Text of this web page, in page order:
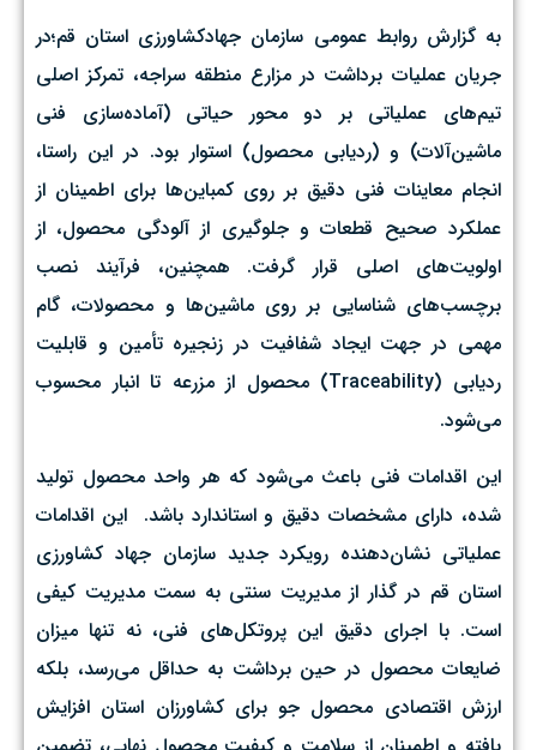
به گزارش روابط عمومی سازمان جهادکشاورزی استان قم؛در
جریان عملیات برداشت در مزارع منطقه سراجه، تمرکز اصلی
تیم‌های عملیاتی بر دو محور حیاتی (آماده‌سازی فنی
ماشین‌آلات) و (ردیابی محصول) استوار بود. در این راستا،
انجام معاینات فنی دقیق بر روی کمباین‌ها برای اطمینان از
عملکرد صحیح قطعات و جلوگیری از آلودگی محصول، از
اولویت‌های اصلی قرار گرفت. همچنین، فرآیند نصب
برچسب‌های شناسایی بر روی ماشین‌ها و محصولات، گام
مهمی در جهت ایجاد شفافیت در زنجیره تأمین و قابلیت
ردیابی (Traceability) محصول از مزرعه تا انبار محسوب
می‌شود.
این اقدامات فنی باعث می‌شود که هر واحد محصول تولید
شده، دارای مشخصات دقیق و استاندارد باشد. ‌ این اقدامات
عملیاتی نشان‌دهنده رویکرد جدید سازمان جهاد کشاورزی
استان قم در گذار از مدیریت سنتی به سمت مدیریت کیفی
است. با اجرای دقیق این پروتکل‌های فنی، نه تنها میزان
ضایعات محصول در حین برداشت به حداقل می‌رسد، بلکه
ارزش اقتصادی محصول جو برای کشاورزان استان افزایش